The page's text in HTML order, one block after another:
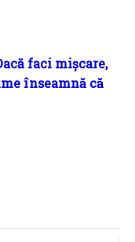
faci mișcare,
înseamnă că